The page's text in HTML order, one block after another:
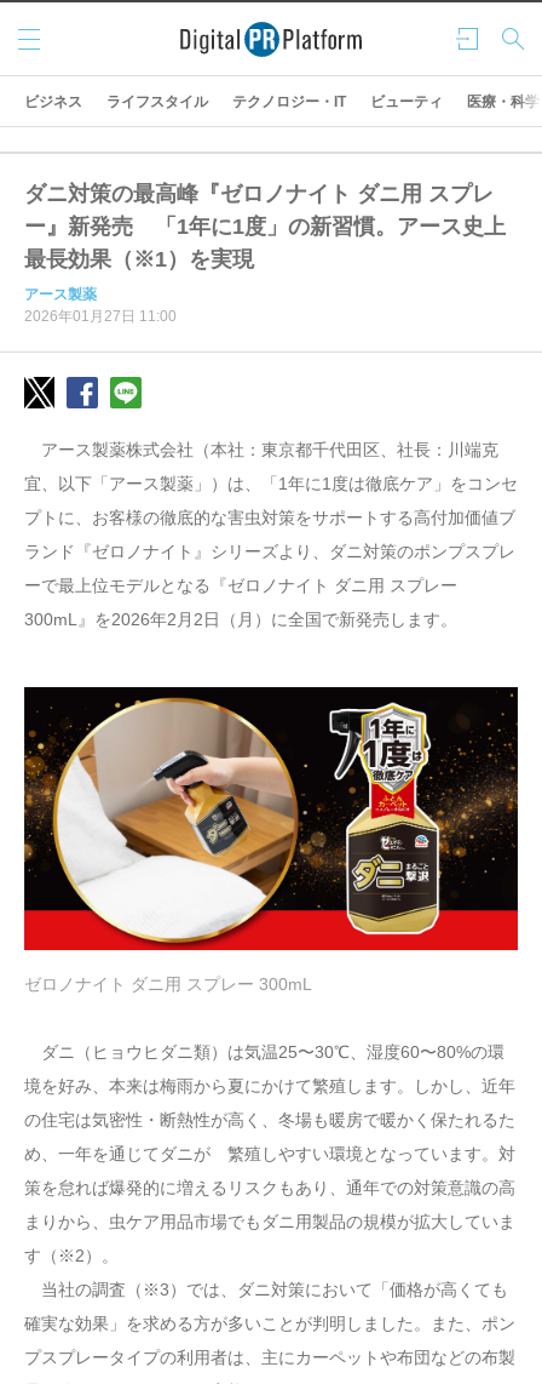
ログ
イン
検索
メニ
ュー
ビジネス ライフスタイル テクノロジー・IT ビューティ 医療・科学
ダニ対策の最高峰『ゼロノナイト ダニ用 スプレ
ー』新発売 「1年に1度」の新習慣。アース史上
最長効果（※1）を実現
アース製薬
2026年01月27日 11:00
アース製薬株式会社（本社：東京都千代田区、社長：川端克
宜、以下「アース製薬」）は、「1年に1度は徹底ケア」をコンセ
プトに、お客様の徹底的な害虫対策をサポートする高付加価値ブ
ランド『ゼロノナイト』シリーズより、ダニ対策のポンプスプレ
ーで最上位モデルとなる『ゼロノナイト ダニ用 スプレー
300mL』を2026年2月2日（月）に全国で新発売します。
ゼロノナイト ダニ用 スプレー 300mL
ダニ（ヒョウヒダニ類）は気温25〜30℃、湿度60〜80%の環
境を好み、本来は梅雨から夏にかけて繁殖します。しかし、近年
の住宅は気密性・断熱性が高く、冬場も暖房で暖かく保たれるた
め、一年を通じてダニが 繁殖しやすい環境となっています。対
策を怠れば爆発的に増えるリスクもあり、通年での対策意識の高
まりから、虫ケア用品市場でもダニ用製品の規模が拡大していま
す（※2）。
当社の調査（※3）では、ダニ対策において「価格が高くても
確実な効果」を求める方が多いことが判明しました。また、ポン
プスプレータイプの利用者は、主にカーペットや布団などの布製